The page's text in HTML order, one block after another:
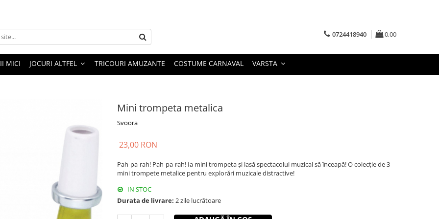
0724418940 0,00
MICI JOCURI ALTFEL TRICOURI AMUZANTE COSTUME CARNAVAL VARSTA
Mini trompeta metalica
Svoora
23,00 RON
Pah-pa-rah! Pah-pa-rah! Ia mini trompeta și lasă spectacolul muzical să înceapă! O colecție de 3
mini trompete metalice pentru explorări muzicale distractive!
IN STOC
Durata de livrare: 2 zile lucrătoare